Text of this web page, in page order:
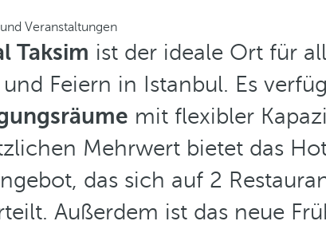
Veranstaltungen
Taksim ist der ideale Ort für
Feiern in Istanbul. Es
mit flexibler
Mehrwert bietet das
das sich auf 2
Außerdem ist das neue